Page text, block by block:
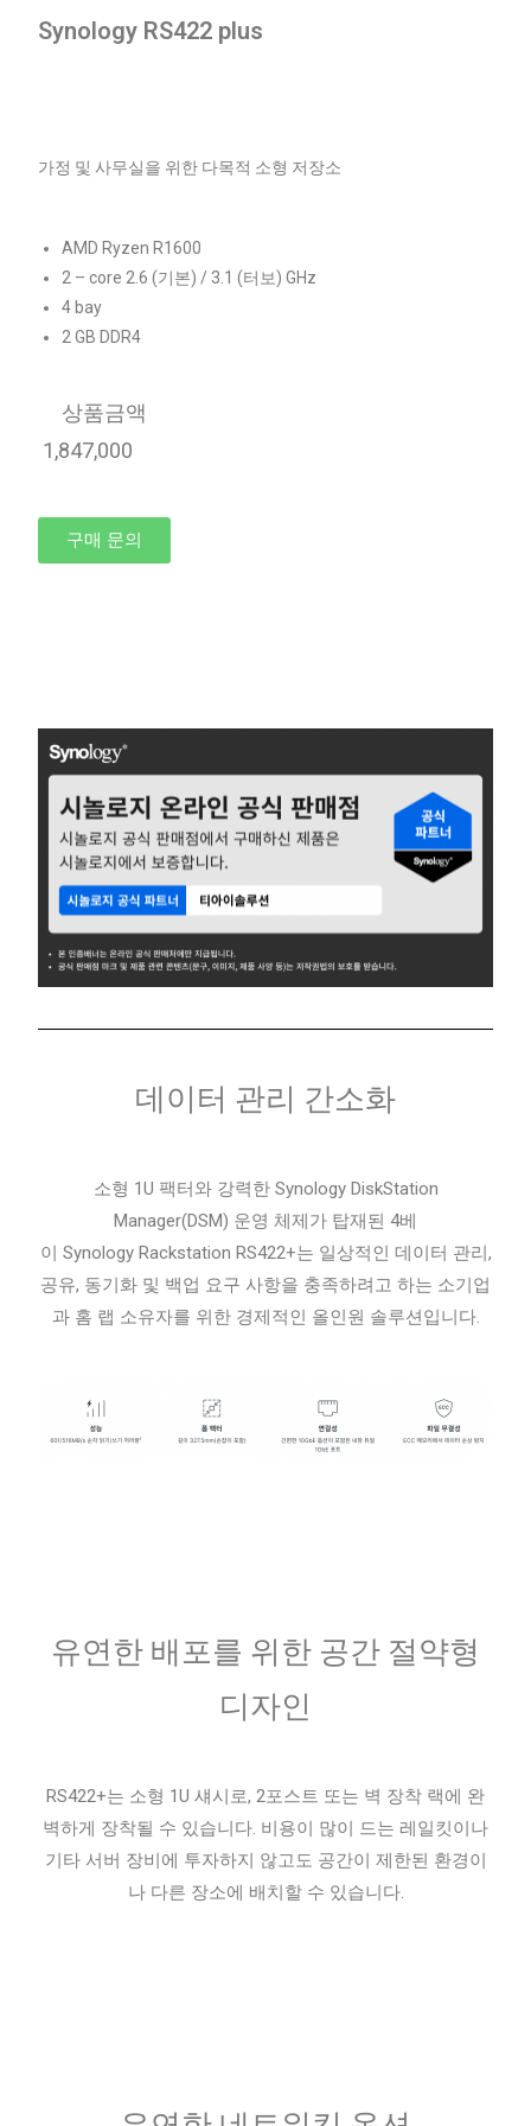
Synology RS422 plus
가정 및 사무실을 위한 다목적 소형 저장소
AMD Ryzen R1600
2 – core 2.6 (기본) / 3.1 (터보)GHz
4 bay
2 GB DDR4
상품금액
1,847,000
구매 문의
데이터 관리 간소화
소형 1U 팩터와 강력한 Synology DiskStation
Manager(DSM) 운영 체제가 탑재된 4베
이 SynologyRackstation RS422+는 일상적인 데이터 관리,
공유, 동기화 및 백업 요구 사항을 충족하려고 하는 소기업
과 홈 랩 소유자를 위한 경제적인 올인원 솔루션입니다.
유연한 배포를 위한 공간 절약형
디자인
RS422+는 소형 1U 섀시로, 2포스트 또는 벽 장착 랙에 완
벽하게 장착될 수 있습니다. 비용이 많이 드는 레일킷이나
기타 서버 장비에 투자하지 않고도 공간이 제한된 환경이
나 다른 장소에 배치할 수 있습니다.